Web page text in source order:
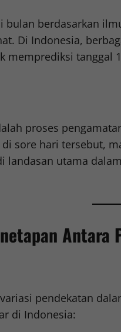
bulan berdasarkan
Di Indonesia,
memprediksi tanggal
proses
sore hari tersebut,
landasan utama
Antara
pendekatan
di Indonesia: